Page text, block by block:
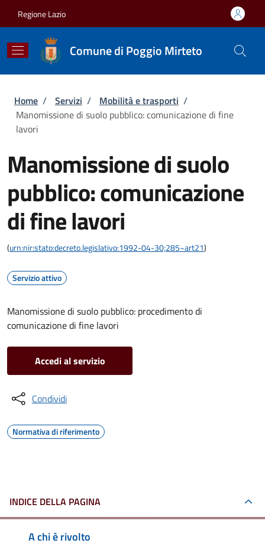
Regione Lazio
Comune di Poggio Mirteto
Briciole di pane
Home / Servizi / Mobilità e trasporti /
Manomissione di suolo pubblico: comunicazione di fine
lavori
Manomissione di suolo
pubblico: comunicazione
di fine lavori
(urn:nir:stato:decreto.legislativo:1992-04-30;285~art21)
Servizio attivo
Manomissione di suolo pubblico: procedimento di
comunicazione di fine lavori
Accedi al servizio
Condividi
Normativa di riferimento
INDICE DELLA PAGINA
A chi è rivolto